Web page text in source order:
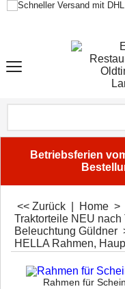
Betriebsferien
<< Zurück Home >
Traktorteile NEU nach
Beleuchtung Güldner
HELLA Rahmen,
Rahmen für